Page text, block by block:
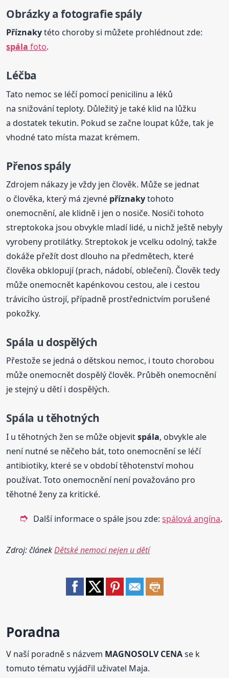
Obrázky a fotografie spály
Příznakytéto choroby si můžete prohlédnout zde:
spála foto.
Léčba
Tato nemoc se léčí pomocí penicilinu a léků
na snižování teploty. Důležitý je také klid na lůžku
a dostatek tekutin. Pokud se začne loupat kůže, tak je
vhodné tato místa mazat krémem.
Přenos spály
Zdrojem nákazy je vždy jen člověk. Může se jednat
o člověka, který má zjevné příznakytohoto
onemocnění, ale klidně i jen o nosiče. Nosiči tohoto
streptokoka jsou obvykle mladí lidé, u nichž ještě nebyly
vyrobeny protilátky. Streptokok je vcelku odolný, takže
dokáže přežít dost dlouho na předmětech, které
člověka obklopují (prach, nádobí, oblečení). Člověk tedy
může onemocnět kapénkovou cestou, ale i cestou
trávicího ústrojí, případně prostřednictvím porušené
pokožky.
Spála u dospělých
Přestože se jedná o dětskou nemoc, i touto chorobou
může onemocnět dospělý člověk. Průběh onemocnění
je stejný u dětí i dospělých.
Spála u těhotných
I u těhotných žen se může objevitspála, obvykle ale
není nutné se něčeho bát, toto onemocnění se léčí
antibiotiky, které se v období těhotenství mohou
používat. Toto onemocnění není považováno pro
těhotné ženy za kritické.
Další informace o spále jsou zde:spálová angína.
Zdroj: článekDětské nemoci nejen u dětí
Poradna
V naší poradně s názvem MAGNOSOLV CENAse k
tomuto tématu vyjádřil uživatel Maja.